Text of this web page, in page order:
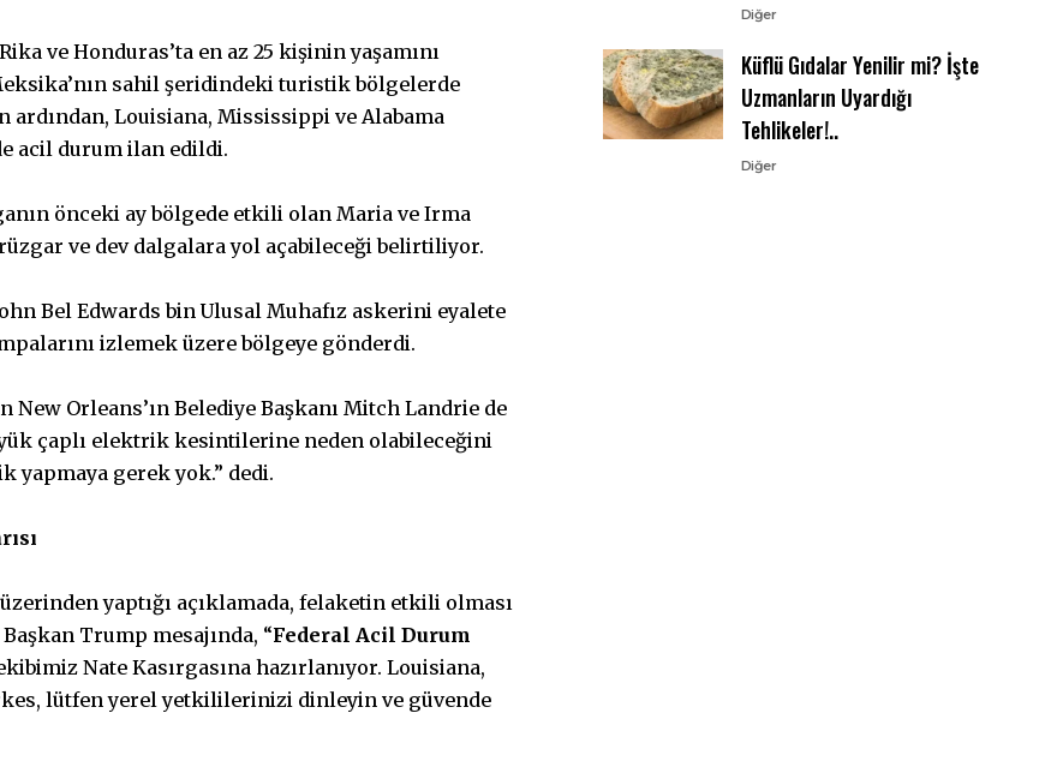
ve Honduras’ta en az 25 kişinin yaşamını
sahil şeridindeki turistik bölgelerde
Louisiana, Mississippi ve Alabama
acil durum ilan edildi.
önceki ay bölgede etkili olan Maria ve Irma
ve dev dalgalara yol açabileceği belirtiliyor.
Bel Edwards bin Ulusal Muhafız askerini eyalete
izlemek üzere bölgeye gönderdi.
Orleans’ın Belediye Başkanı Mitch Landrie de
çaplı elektrik kesintilerine neden olabileceğini
yapmaya gerek yok.” dedi.
yaptığı açıklamada, felaketin etkili olması
Trump mesajında, “Federal Acil Durum
Nate Kasırgasına hazırlanıyor. Louisiana,
lütfen yerel yetkililerinizi dinleyin ve güvende
Diğer
Küflü Gıdalar Yenilir mi? İşte
Uzmanların Uyardığı
Tehlikeler!..
Diğer